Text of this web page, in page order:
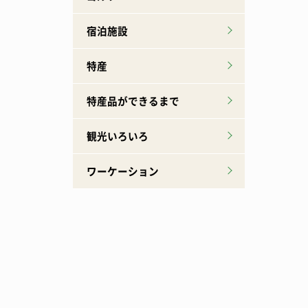
宿泊施設
特産
特産品ができるまで
観光いろいろ
ワーケーション